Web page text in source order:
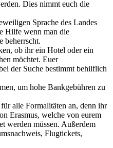
Dies nimmt euch die
Sprache des Landes
Hilfe wenn man die
beherrscht.
ob ihr ein Hotel oder ein
möchtet. Euer
der Suche bestimmt behilflich
um hohe Bankgebühren zu
alle Formalitäten an, denn ihr
Erasmus, welche von eurem
werden müssen. Außerdem
Flugtickets,